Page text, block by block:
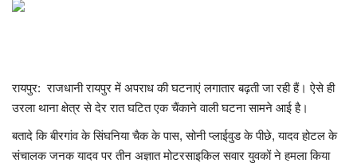
लाइफस्टाइल
रायपुर: राजधानी रायपुर में अपराध की घटनाएं लगातार बढ़ती जा रही हैं। ऐसे ही
उरला थाना क्षेत्र से देर रात घटित एक चैंकाने वाली घटना सामने आई है।
बतादे कि बीरगांव के सिंघनिया चैक के पास, सोनी प्लाईवुड के पीछे, यादव होटल के
संचालक जनक यादव पर तीन अज्ञात मोटरसाइकिल सवार युवकों ने हमला किया